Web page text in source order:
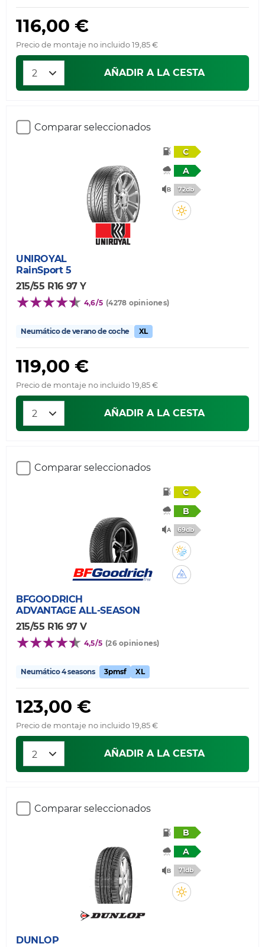
116,00 €
Precio de montaje no incluido 19,85 €
AÑADIR A LA CESTA
Comparar seleccionados
C
A
72db
UNIROYAL
RainSport 5
215/55 R16 97 Y
4,6/5 (4278 opiniones)
Neumático de verano de coche XL
119,00 €
Precio de montaje no incluido 19,85 €
AÑADIR A LA CESTA
Comparar seleccionados
C
B
69db
BFGOODRICH
ADVANTAGE ALL-SEASON
215/55 R16 97 V
4,5/5 (26 opiniones)
Neumático 4 seasons 3pmsf XL
123,00 €
Precio de montaje no incluido 19,85 €
AÑADIR A LA CESTA
Comparar seleccionados
B
A
71db
DUNLOP